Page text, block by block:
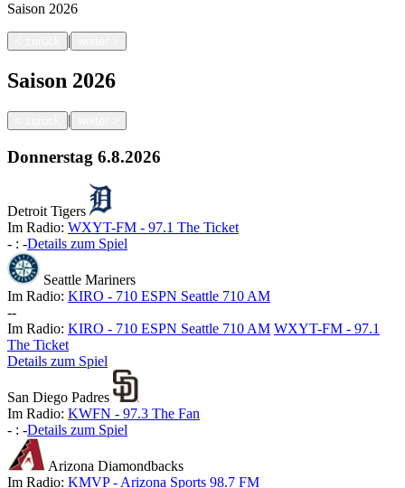
Saison 2026
|
Saison 2026
|
Donnerstag 6.8.2026
Detroit Tigers
Im Radio: WXYT-FM - 97.1 The Ticket
- : -Details zum Spiel
Seattle Mariners
Im Radio: KIRO - 710 ESPN Seattle 710 AM
--
Im Radio: KIRO - 710 ESPN Seattle 710 AM WXYT-FM - 97.1
The Ticket
Details zum Spiel
San Diego Padres
Im Radio: KWFN - 97.3 The Fan
- : -Details zum Spiel
Arizona Diamondbacks
Im Radio: KMVP - Arizona Sports 98.7 FM